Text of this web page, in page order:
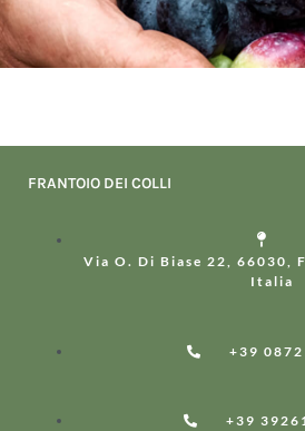
FRANTOIO DEI COLLI
Via O. Di Biase 22, 66030,
Italia
+39
+39